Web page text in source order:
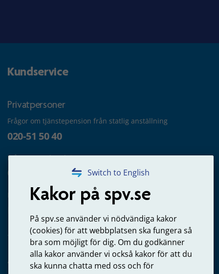
Switch to English
Kakor på spv.se
På spv.se använder vi nödvändiga kakor
(cookies) för att webbplatsen ska fungera så
bra som möjligt för dig. Om du godkänner
alla kakor använder vi också kakor för att du
ska kunna chatta med oss och för
Kundservice
Privatpersoner
Frågor om tjänstepension från statlig anställning
020-51 50 40
Frågor om utbetalning
020-65 00 65
Kontakta oss
Arbetsgivare